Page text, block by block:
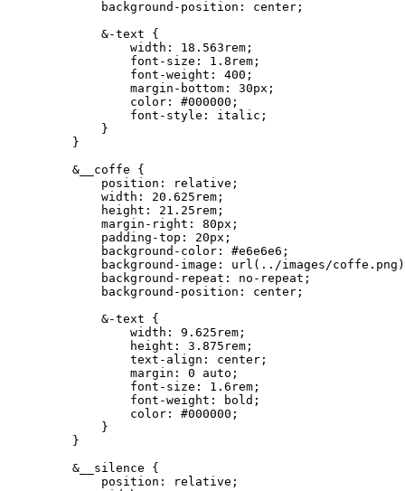
        background-position: center;
        &-text {
            width: 18.563rem;
            font-size: 1.8rem;
            font-weight: 400;
            margin-bottom: 30px;
            color: #000000;
            font-style: italic;
        }
    }
    &__coffe {
        position: relative;
        width: 20.625rem;
        height: 21.25rem;
        margin-right: 80px;
        padding-top: 20px;
        background-color: #e6e6e6;
background-image: url(../images/
        background-repeat: no-repeat;
        background-position: center;
        &-text {
            width: 9.625rem;
            height: 3.875rem;
            text-align: center;
            margin: 0 auto;
            font-size: 1.6rem;
            font-weight: bold;
            color: #000000;
        }
    }
    &__silence {
        position: relative;